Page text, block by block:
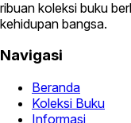
ribuan koleksi buku
kehidupan bangsa.
Navigasi
Beranda
Koleksi Buku
Informasi